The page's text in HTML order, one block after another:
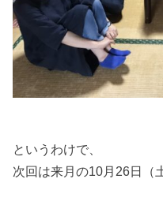
というわけで、
次回は来月の10月26日（